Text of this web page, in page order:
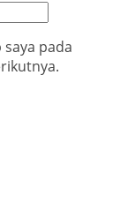
pada